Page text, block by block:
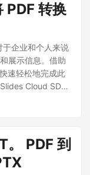
PDF 转换
企业和个人来说
展示信息。借助
速轻松地完成此
Cloud SDK
骤，并提供其他
。 PDF 到